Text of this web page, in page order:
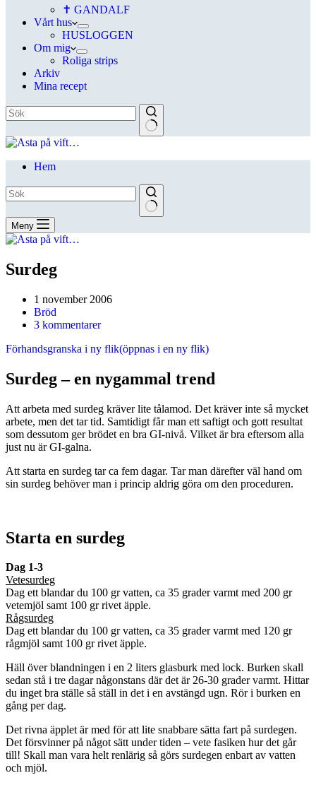
✝ GANDALF
Vårt hus
HUSLOGGEN
Om mig
Roliga strips
Arkiv
Mina recept
Hem
Meny
Surdeg
1 november 2006
Bröd
3 kommentarer
Förhandsgranska i ny flik(öppnas i en ny flik)
Surdeg – en nygammal trend
Att arbeta med surdeg kräver lite tålamod. Det kräver inte så mycket
arbete, men det tar tid. Samtidigt får man ett saftigt och gott resultat
som dessutom ger brödet en bra GI-nivå. Vilket är bra eftersom alla
just nu är GI-galna.
Att starta en surdeg tar ca fem dagar. Tar man därefter väl hand om
sin surdeg behöver man i princip aldrig göra om den proceduren.
Starta en surdeg
Dag 1-3
Vetesurdeg
Dag ett blandar du 100 gr vatten, ca 35 grader varmt med 200 gr
vetemjöl samt 100 gr rivet äpple.
Rågsurdeg
Dag ett blandar du 100 gr vatten, ca 35 grader varmt med 120 gr
rågmjöl samt 100 gr rivet äpple.
Häll över blandningen i en 2 liters glasburk med lock. Burken skall
sedan stå i tre dagar någonstans där det är 26-30 grader varmt. Hittar
du inget bra ställe så ställ in det i en avstängd ugn. Rör i burken en
gång per dag.
Det rivna äpplet är med för att lite snabbare sätta fart på surdegen.
Det försvinner på något sätt under tiden – vete fasiken hur det går
till! Skall man vara helt renlärig så görs surdegen enbart av vatten
och mjöl.